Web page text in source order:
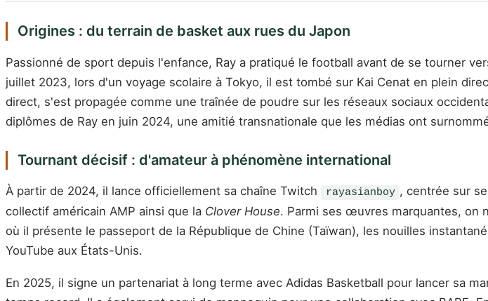
Origines : du terrain de basket aux rues du Japon
Passionné de sport depuis l'enfance, Ray a pratiqué le football avant de se tourner
juillet 2023, lors d'un voyage scolaire à Tokyo, il est tombé sur Kai Cenat en plein
direct, s'est propagée comme une traînée de poudre sur les réseaux sociaux
diplômes de Ray en juin 2024, une amitié transnationale que les médias ont
Tournant décisif : d'amateur à phénomène international
À partir de 2024, il lance officiellement sa chaîne Twitch rayasianboy , centrée sur
collectif américain AMP ainsi que la Clover House. Parmi ses œuvres marquantes, on
où il présente le passeport de la République de Chine (Taïwan), les nouilles
YouTube aux États-Unis.
En 2025, il signe un partenariat à long terme avec Adidas Basketball pour lancer sa